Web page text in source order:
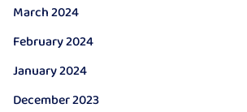
March 2024
February 2024
January 2024
December 2023